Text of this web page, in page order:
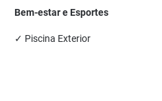
Bem-estar e Esportes
✓ Piscina Exterior